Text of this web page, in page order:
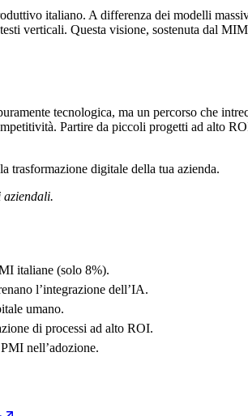
italiano. A differenza dei modelli
verticali. Questa visione, sostenuta dal
tecnologica, ma un percorso che
Partire da piccoli progetti ad alto
trasformazione digitale della tua azienda.
aziendali.
italiane (solo 8%).
l’integrazione dell’IA.
umano.
di processi ad alto ROI.
nell’adozione.